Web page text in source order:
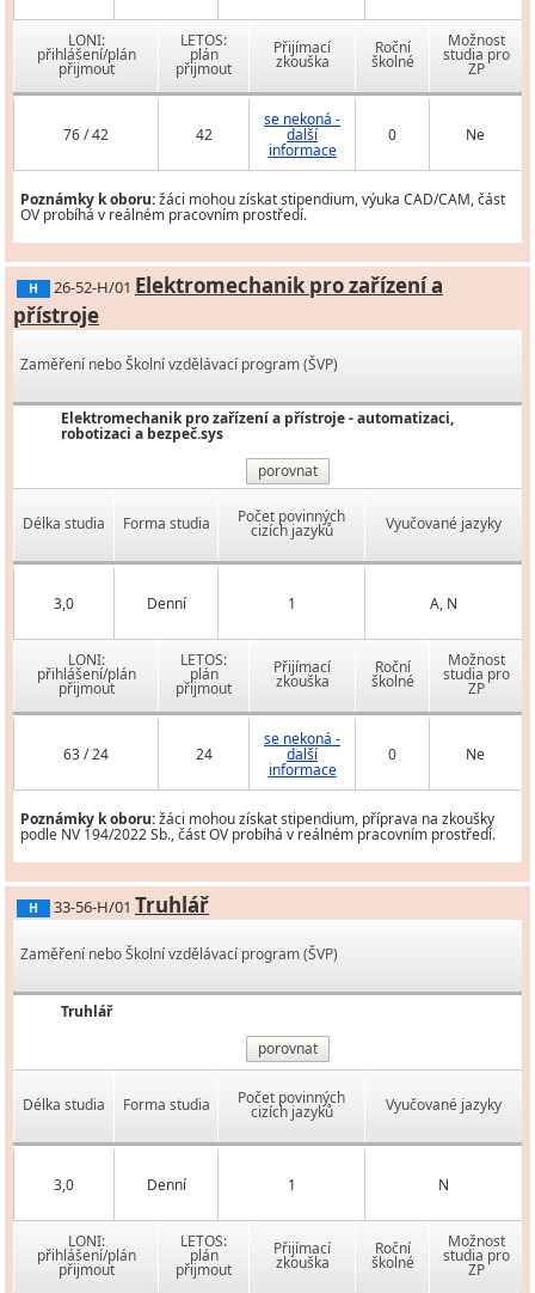
LONI:
přihlášení/plán
přijmout
LETOS:
plán
přijmout
Přijímací
zkouška
Roční
školné
Možnost
studia pro
ZP
76 / 42 42
se nekoná -
další
informace
0 Ne
Poznámky k oboru:žáci mohou získat stipendium, výuka CAD/CAM, část
OV probíhá v reálném pracovním prostředí.
H 26-52-H/01 Elektromechanik pro zařízení a
přístroje
Zaměření nebo Školní vzdělávací program (ŠVP)
Elektromechanik pro zařízení a přístroje - automatizaci,
robotizaci a bezpeč.sys
porovnat
Délka studia Forma studia Počet povinných
cizích jazyků Vyučované jazyky
3,0 Denní 1 A, N
LONI:
přihlášení/plán
přijmout
LETOS:
plán
přijmout
Přijímací
zkouška
Roční
školné
Možnost
studia pro
ZP
63 / 24 24
se nekoná -
další
informace
0 Ne
Poznámky k oboru:žáci mohou získat stipendium, příprava na zkoušky
podle NV 194/2022 Sb., část OV probíhá v reálném pracovním prostředí.
H 33-56-H/01 Truhlář
Zaměření nebo Školní vzdělávací program (ŠVP)
Truhlář
porovnat
Délka studia Forma studia Počet povinných
cizích jazyků Vyučované jazyky
3,0 Denní 1 N
LONI:
přihlášení/plán
přijmout
LETOS:
plán
přijmout
Přijímací
zkouška
Roční
školné
Možnost
studia pro
ZP